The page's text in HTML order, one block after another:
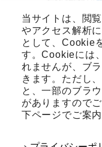
当サイトは、閲
やアクセス解析
として、Cookie
す。Cookieには
れませんが、ブ
きます。ただし
と、一部のブラ
がありますので
下ページでご案